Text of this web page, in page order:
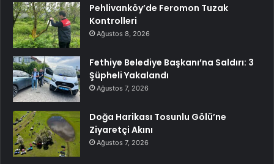
Pehlivanköy’de Feromon Tuzak
Kontrolleri
Ağustos 8, 2026
Fethiye Belediye Başkanı’na Saldırı: 3
Şüpheli Yakalandı
Ağustos 7, 2026
Doğa Harikası Tosunlu Gölü’ne
Ziyaretçi Akını
Ağustos 7, 2026